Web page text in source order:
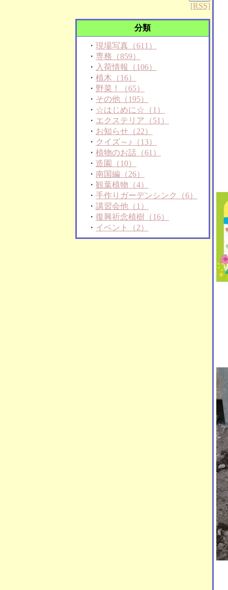
[RSS]
分類
・ 現場写真（611）
・ 専務（859）
・ 入荷情報（106）
・ 植木（16）
・ 野菜！（65）
・ その他（195）
・ ☆はじめに☆（1）
・ エクステリア（51）
・ お知らせ（22）
・ クイズ～♪（13）
・ 植物のお話（61）
・ 造園（10）
・ 南国編（26）
・ 観葉植物（4）
・ 手作りガーデンシンク（6）
・ 講習会他（1）
・ 復興祈念植樹（16）
・ イベント（2）